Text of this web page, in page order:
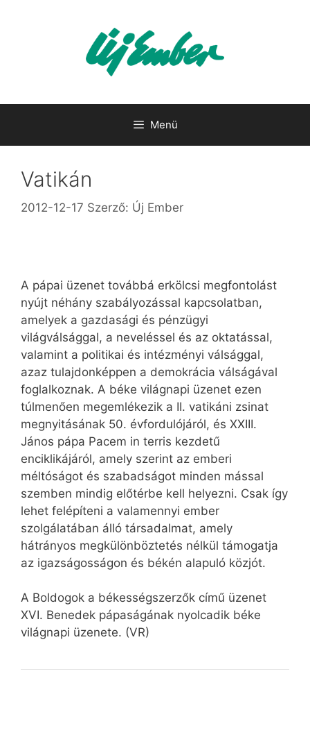
Menü
Vatikán
2012-12-17 Szerző: Új Ember
A pápai üzenet továbbá erkölcsi megfontolást
nyújt néhány szabályozással kapcsolatban,
amelyek a gazdasági és pénzügyi
világválsággal, a neveléssel és az oktatással,
valamint a politikai és intézményi válsággal,
azaz tulajdonképpen a demokrácia válságával
foglalkoznak. A béke világnapi üzenet ezen
túlmenően megemlékezik a II. vatikáni zsinat
megnyitásának 50. évfordulójáról, és XXIII.
János pápa Pacem in terris kezdetű
enciklikájáról, amely szerint az emberi
méltóságot és szabadságot minden mással
szemben mindig előtérbe kell helyezni. Csak így
lehet felépíteni a valamennyi ember
szolgálatában álló társadalmat, amely
hátrányos megkülönböztetés nélkül támogatja
az igazságosságon és békén alapuló közjót.
A Boldogok a békességszerzők című üzenet
XVI. Benedek pápaságának nyolcadik béke
világnapi üzenete. (VR)